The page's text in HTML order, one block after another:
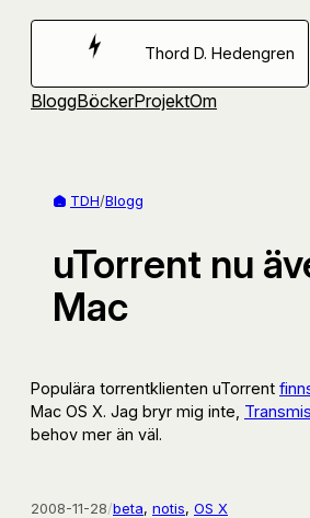
Hoppa
Thord D. Hedengren
BloggBöckerProjektOm
TDH/Blogg
uTorrent nu
Mac
Populära torrentklienten uTorrent
Mac OS X. Jag bryr mig inte,
behov mer än väl.
2008-11-28/beta, notis, OS X